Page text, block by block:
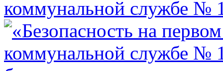
коммунальной службе №